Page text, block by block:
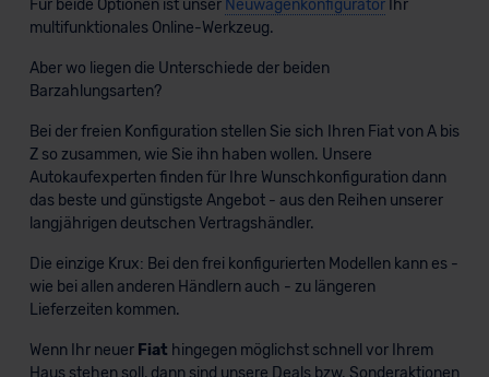
Datenschutzklauseln können Sie über den Kontakt zu
unserem Datenschutzbeauftragten unter
datenschutz@meinauto.de anfordern.
Für beide Optionen ist unser NeuwagenkonfiguratorIhr
multifunktionales Online-Werkzeug.
Aber wo liegen die Unterschiede der beiden
Barzahlungsarten?
Bei der freien Konfiguration stellen Sie sich Ihren Fiat von A bis
Z so zusammen, wie Sie ihn haben wollen. Unsere
Autokaufexperten finden für Ihre Wunschkonfiguration dann
das beste und günstigste Angebot - aus den Reihen unserer
langjährigen deutschen Vertragshändler.
Die einzige Krux: Bei den frei konfigurierten Modellen kann es -
wie bei allen anderen Händlern auch - zu längeren
Lieferzeiten kommen.
Wenn Ihr neuer Fiat hingegen möglichst schnell vor Ihrem